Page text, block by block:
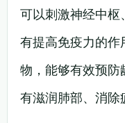
可以刺激神经中
有提高免疫力的
物，能够有效预
有滋润肺部、消除